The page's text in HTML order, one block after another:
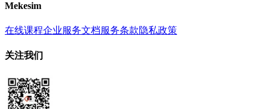
Mekesim
在线课程企业服务文档服务条款隐私政策
关注我们